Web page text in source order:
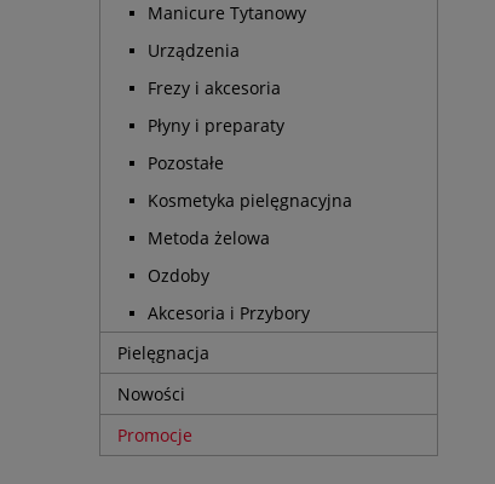
Manicure Tytanowy
Urządzenia
Frezy i akcesoria
Płyny i preparaty
Pozostałe
Kosmetyka pielęgnacyjna
Metoda żelowa
Ozdoby
Akcesoria i Przybory
Pielęgnacja
Nowości
Promocje